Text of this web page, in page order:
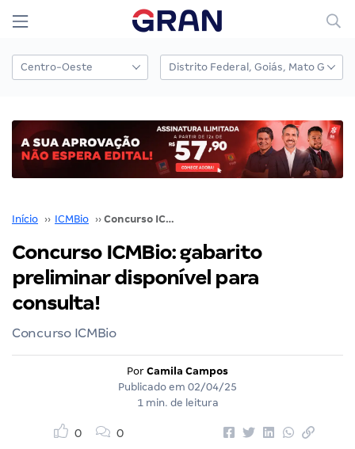
Início ›› ICMBio ›› Concurso ICMBio: gabarito preliminar disponível para consulta!
Concurso ICMBio: gabarito
preliminar disponível para
consulta!
Concurso ICMBio
Por Camila Campos
Publicado em 02/04/25
1 min. de leitura
0 0